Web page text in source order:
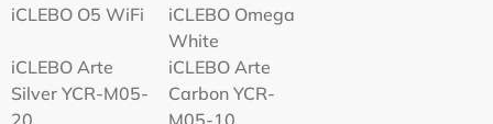
iCLEBO O5 WiFi
iCLEBO Omega
White
iCLEBO Arte
Silver YCR-M05-
20
iCLEBO Arte
Carbon YCR-
M05-10